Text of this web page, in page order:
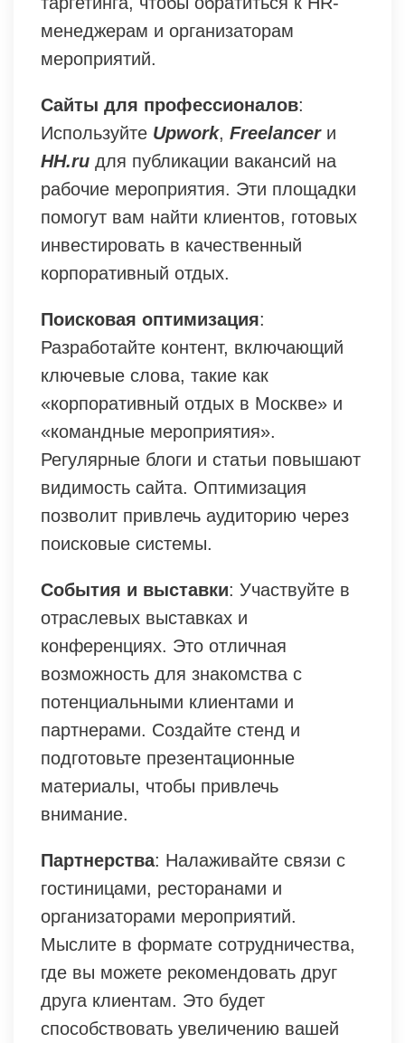
менеджерам и организаторам
мероприятий.
Сайты для профессионалов:
Используйте Upwork, Freelancerи
HH.ru для публикации вакансий на
рабочие мероприятия. Эти площадки
помогут вам найти клиентов, готовых
инвестировать в качественный
корпоративный отдых.
Поисковая оптимизация:
Разработайте контент, включающий
ключевые слова, такие как
«корпоративный отдых в Москве» и
«командные мероприятия».
Регулярные блоги и статьи повышают
видимость сайта. Оптимизация
позволит привлечь аудиторию через
поисковые системы.
События и выставки: Участвуйте в
отраслевых выставках и
конференциях. Это отличная
возможность для знакомства с
потенциальными клиентами и
партнерами. Создайте стенд и
подготовьте презентационные
материалы, чтобы привлечь
внимание.
Партнерства: Налаживайте связи с
гостиницами, ресторанами и
организаторами мероприятий.
Мыслите в формате сотрудничества,
где вы можете рекомендовать друг
друга клиентам. Это будет
способствовать увеличению вашей